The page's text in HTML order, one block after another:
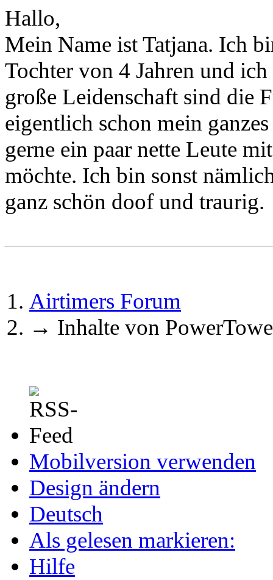
Hallo,
Mein Name ist Tatjana. Ich
Tochter von 4 Jahren und
große Leidenschaft sind die
eigentlich schon mein
gerne ein paar nette Leute
möchte. Ich bin sonst
ganz schön doof und traurig.
Airtimers Forum
→ Inhalte von
Mobilversion verwenden
Design ändern
Deutsch
Als gelesen markieren:
Hilfe